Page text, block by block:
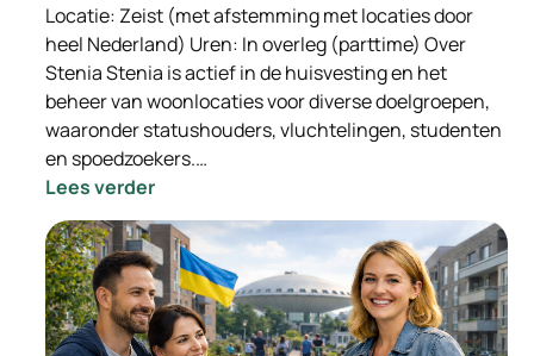
Locatie: Zeist (met afstemming met locaties door
heel Nederland) Uren: In overleg (parttime) Over
Stenia Stenia is actief in de huisvesting en het
beheer van woonlocaties voor diverse doelgroepen,
waaronder statushouders, vluchtelingen, studenten
en spoedzoekers.…
Lees verder:
-
INGEVULD-
HR-
medewerker